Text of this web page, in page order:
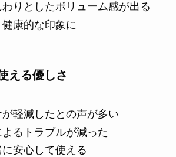
りとしたボリューム感が出る
康的な印象に
える優しさ
軽減したとの声が多い
るトラブルが減った
安心して使える